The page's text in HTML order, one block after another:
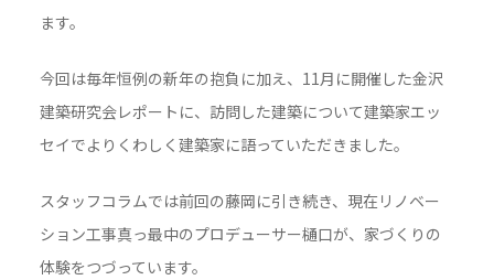
ます。
今回は毎年恒例の新年の抱負に加え、11月に開催した金沢
建築研究会レポートに、訪問した建築について建築家エッ
セイでよりくわしく建築家に語っていただきました。
スタッフコラムでは前回の藤岡に引き続き、現在リノベー
ション工事真っ最中のプロデューサー樋口が、家づくりの
体験をつづっています。